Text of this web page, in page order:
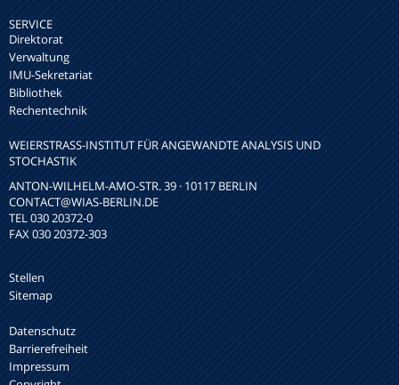
SERVICE
Direktorat
Verwaltung
IMU-Sekretariat
Bibliothek
Rechentechnik
WEIERSTRASS-INSTITUT FÜR ANGEWANDTE ANALYSIS UND S
TOCHASTIK
ANTON-WILHELM-AMO-STR. 39 · 10117 BERLIN
CONTACT@WIAS-BERLIN.DE
TEL 030 20372-0
FAX 030 20372-303
Stellen
Sitemap
Datenschutz
Barrierefreiheit
Impressum